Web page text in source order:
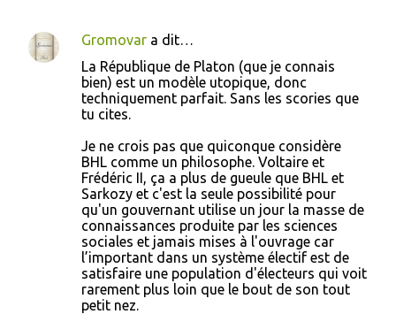
Gromovar a dit…
La République de Platon (que je connais
bien) est un modèle utopique, donc
techniquement parfait. Sans les scories que
tu cites.
Je ne crois pas que quiconque considère
BHL comme un philosophe. Voltaire et
Frédéric II, ça a plus de gueule que BHL et
Sarkozy et c'est la seule possibilité pour
qu'un gouvernant utilise un jour la masse de
connaissances produite par les sciences
sociales et jamais mises à l'ouvrage car
l’important dans un système électif est de
satisfaire une population d'électeurs qui voit
rarement plus loin que le bout de son tout
petit nez.